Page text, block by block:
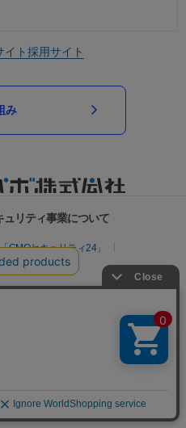
イト採用サイト
み
リティ事業について
GMOセキュリティ24」
診断